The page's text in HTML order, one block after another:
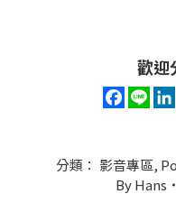
歡迎
分類： 影音專區,
ByHans